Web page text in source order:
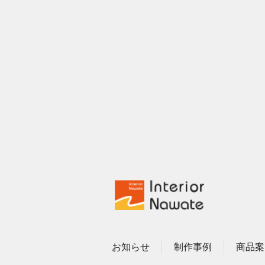
お知らせ 制作事例 商品